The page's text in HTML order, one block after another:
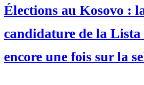
Élections au Kosovo :
candidature de la
encore une fois sur la